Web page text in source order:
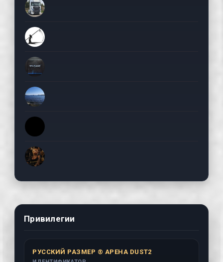
Привилегии
РУССКИЙ РАЗМЕР ® АРЕНА DUST2